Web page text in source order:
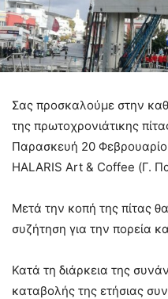
Σας προσκαλούμε στην
της πρωτοχρονιάτικης
Παρασκευή 20
HALARIS Art & Coffee (Γ.
Μετά την κοπή της πίτας
συζήτηση για την πορεία
Κατά τη διάρκεια της
καταβολής της ετήσιας